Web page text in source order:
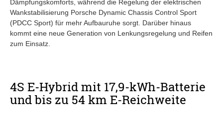
Dämpfungskomforts, während die Regelung der elektrischen
Wankstabilisierung Porsche Dynamic Chassis Control Sport
(PDCC Sport) für mehr Aufbauruhe sorgt. Darüber hinaus
kommt eine neue Generation von Lenkungsregelung und Reifen
zum Einsatz.
4S E-Hybrid mit 17,9-kWh-Batterie
und bis zu 54 km E-Reichweite